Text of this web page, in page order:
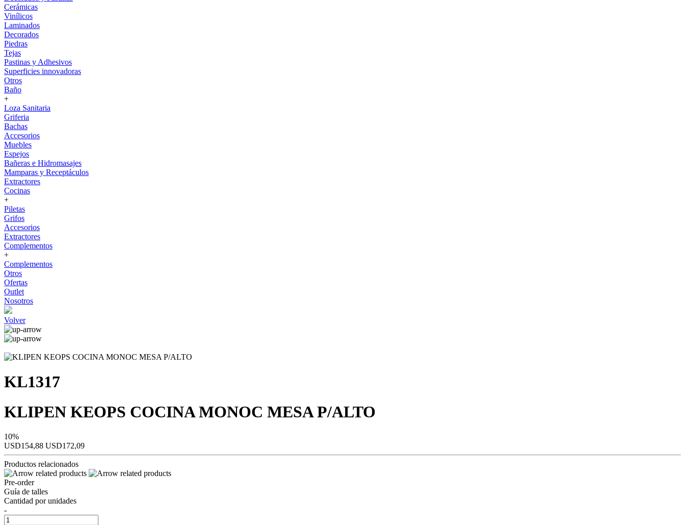
Cerámicas
Vinílicos
Laminados
Decorados
Piedras
Tejas
Pastinas y Adhesivos
Superficies innovadoras
Otros
Baño
+
Loza Sanitaria
Griferia
Bachas
Accesorios
Muebles
Espejos
Bañeras e Hidromasajes
Mamparas y Receptáculos
Extractores
Cocinas
+
Piletas
Grifos
Accesorios
Extractores
Complementos
+
Complementos
Otros
Ofertas
Outlet
Nosotros
Volver
KL1317
KLIPEN KEOPS COCINA MONOC MESA P/ALTO
10%
USD154,88 USD172,09
Productos relacionados
Pre-order
Guía de talles
Cantidad por unidades
-